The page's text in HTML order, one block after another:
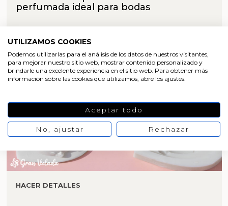
perfumada ideal para bodas
HACER DETALLES
UTILIZAMOS COOKIES
Podemos utilizarlas para el análisis de los datos de nuestros visitantes,
para mejorar nuestro sitio web, mostrar contenido personalizado y
brindarle una excelente experiencia en el sitio web. Para obtener más
información sobre las cookies que utilizamos, abre los ajustes.
Aceptar todo
No, ajustar Rechazar